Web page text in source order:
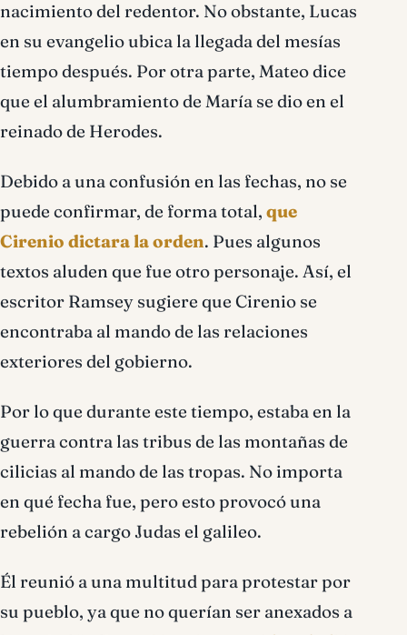
nacimiento del redentor. No obstante, Lucas
en su evangelio ubica la llegada del mesías
tiempo después. Por otra parte, Mateo dice
que el alumbramiento de María se dio en el
reinado de Herodes.
Debido a una confusión en las fechas, no se
puede confirmar, de forma total, que
Cirenio dictara la orden. Pues algunos
textos aluden que fue otro personaje. Así, el
escritor Ramsey sugiere que Cirenio se
encontraba al mando de las relaciones
exteriores del gobierno.
Por lo que durante este tiempo, estaba en la
guerra contra las tribus de las montañas de
cilicias al mando de las tropas. No importa
en qué fecha fue, pero esto provocó una
rebelión a cargo Judas el galileo.
Él reunió a una multitud para protestar por
su pueblo, ya que no querían ser anexados a